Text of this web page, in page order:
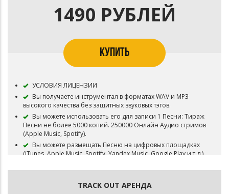
Лицензия "Аренда MP3" не дает прав на публичные
выступления и использование трека в концертной
Приобретая данный тип лицензии Вы соглашаетесь с
условиями пользования.
1490 РУБЛЕЙ
КУПИТЬ
УСЛОВИЯ ЛИЦЕНЗИИ
Вы получаете инструментал в форматах WAV и MP3
высокого качества без защитных звуковых тэгов.
Вы можете использовать его для записи 1 Песни: Тираж
Песни не более 5000 копий. 250000 Онлайн Аудио стримов
(Apple Music, Spotify).
Вы можете размещать Песню на цифровых площадках
(iTunes, Apple Music, Spotify, Yandex.Music, Google Play и т.д.).
возможности монетизации.TRACK OUT АРЕНДА